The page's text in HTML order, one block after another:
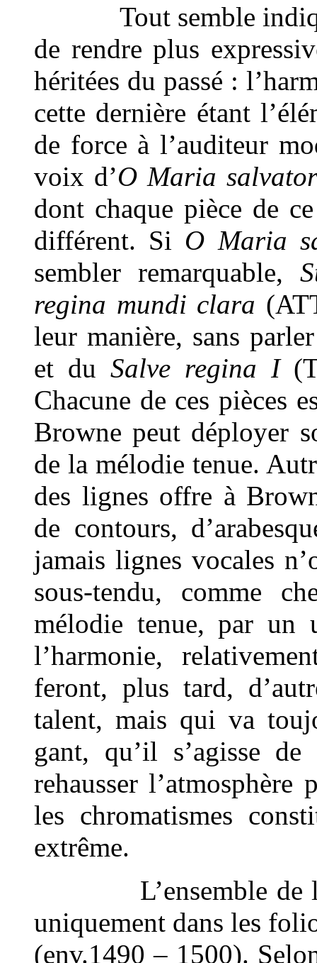
Tout semble
de rendre plus
héritées du passé :
cette dernière étant
de force à l’auditeur
voix d’O Maria
dont chaque pièce de
différent. Si O Maria
sembler remarquable,
regina mundi clara
leur manière, sans
et du Salve regina I
Chacune de ces pièces
Browne peut déployer
de la mélodie tenue.
des lignes offre à
de contours,
jamais lignes vocales
sous-tendu, comme
mélodie tenue, par un
l’harmonie,
feront, plus tard,
talent, mais qui va
gant, qu’il s’agisse
rehausser
les chromatismes
extrême.
L’ensemble de la
uniquement dans les
(env.1490 – 1500).